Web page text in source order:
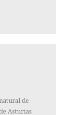
de
Asturias